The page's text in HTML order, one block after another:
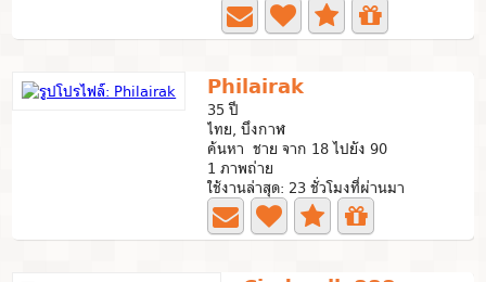
Philairak
35 ปี
ไทย, บึงกาฬ
ค้นหา ชาย จาก 18 ไปยัง 90
1 ภาพถ่าย
ใช้งานล่าสุด: 23 ชั่วโมงที่ผ่านมา